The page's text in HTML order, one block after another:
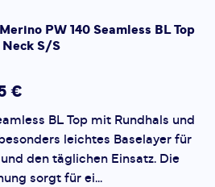
reCAPTCHA geschützt – es gelten
undNutzungsbedingungen
Merino PW 140 Seamless BL Top
Neck S/S
€
BL Top mit Rundhals und
leichtes Baselayer für
den täglichen Einsatz. Die
sorgt für ei...